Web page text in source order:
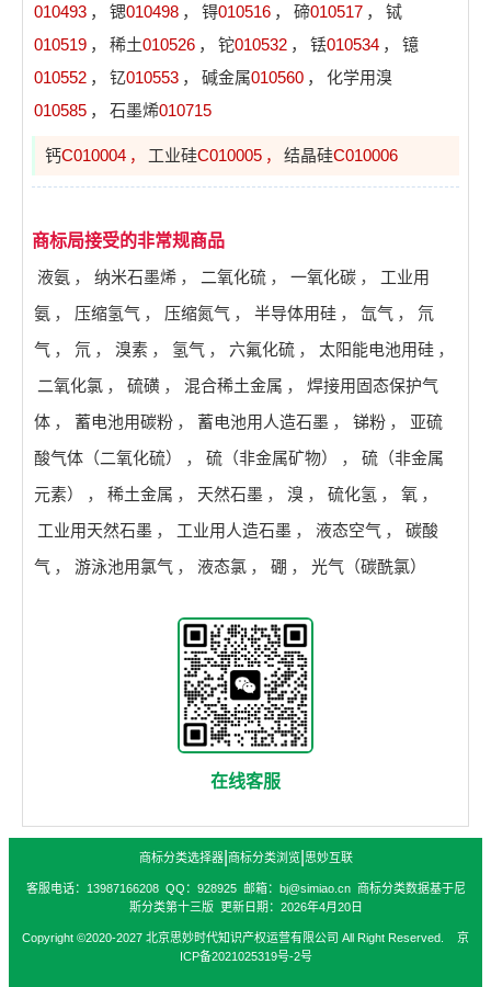
010493 ， 锶010498 ， 锝010516 ， 碲010517 ，
铽
010519 ， 稀土010526 ， 铊010532 ， 铥010534 ，
镱
010552 ， 钇010553 ， 碱金属010560 ，
化学用溴
010585 ， 石墨烯010715
钙C010004 ， 工业硅C010005 ， 结晶硅C010006
商标局接受的非常规商品
液氨 ， 纳米石墨烯 ， 二氧化硫 ， 一氧化碳 ，
工业用
氨 ， 压缩氢气 ， 压缩氮气 ， 半导体用硅 ， 氙气 ，
氘
气 ， 氘 ， 溴素 ， 氢气 ， 六氟化硫 ， 太阳能电池用硅 ，
二氧化氯 ， 硫磺 ， 混合稀土金属 ，
焊接用固态保护气
体 ， 蓄电池用碳粉 ， 蓄电池用人造石墨 ， 锑粉 ，
亚硫
酸气体（二氧化硫）
， 硫（非金属矿物） ，
硫（非金属
元素）
， 稀土金属 ， 天然石墨 ， 溴 ， 硫化氢 ， 氧 ，
工业用天然石墨 ， 工业用人造石墨 ， 液态空气 ，
碳酸
气 ， 游泳池用氯气 ， 液态氯 ， 硼 ， 光气（碳酰氯）
在线客服
商标分类选择器| 商标分类浏览| 思妙互联
客服电话：13987166208 QQ：928925 邮箱：bj@simiao.cn 商标分类数据基于尼
斯分类第十三版 更新日期：2026年4月20日
Copyright ©2020-2027 北京思妙时代知识产权运营有限公司 All Right Reserved. 京
ICP备2021025319号-2号